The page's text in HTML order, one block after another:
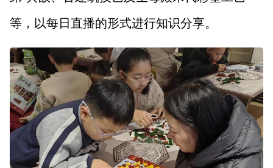
等，以每日直播的形式进行知识分享。